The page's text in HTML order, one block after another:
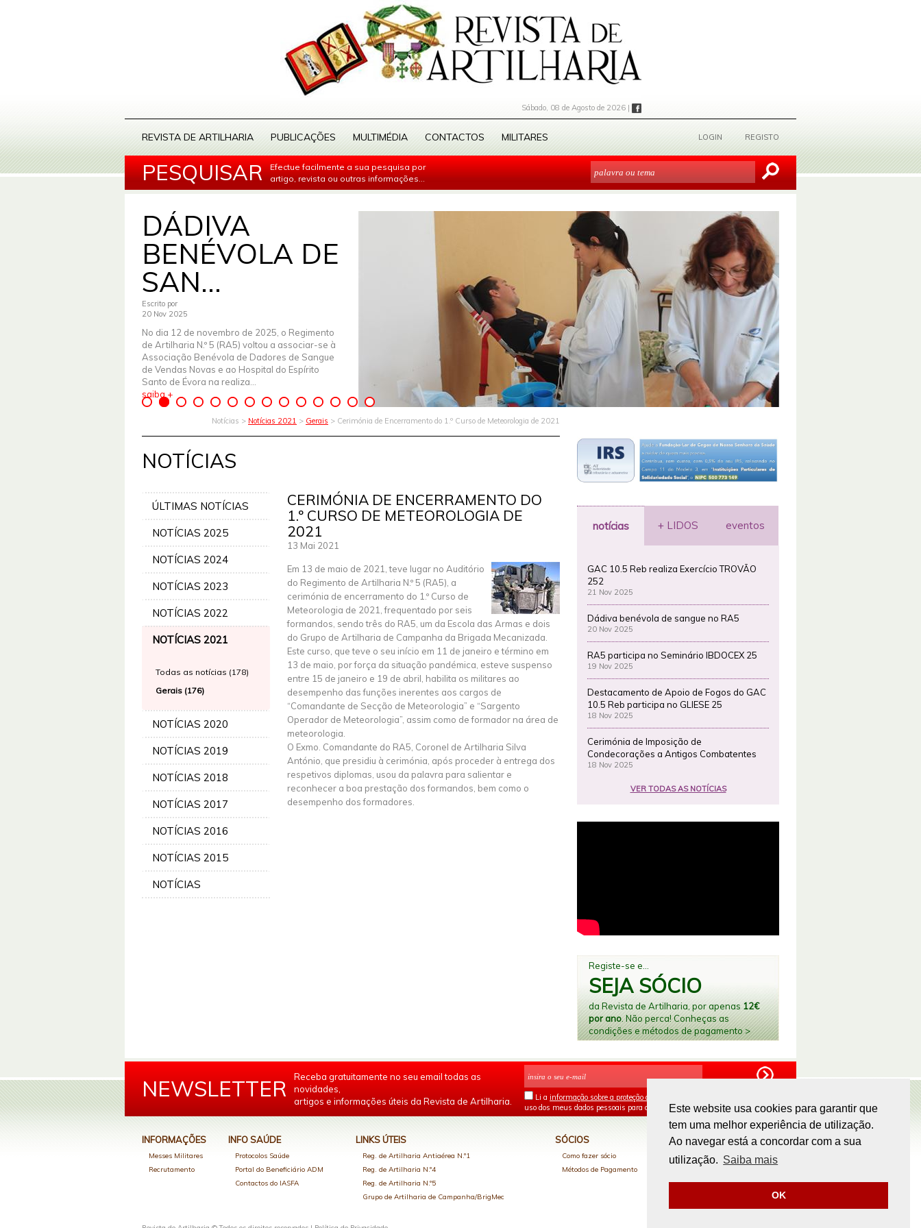
Este website usa cookies para garantir que
tem uma melhor experiência de utilização.
Ao navegar está a concordar com a sua
utilização. Saiba mais
OK
Sábado, 08 de Agosto de 2026 |
REVISTA DE ARTILHARIA PUBLICAÇÕES MULTIMÉDIA CONTACTOS MILITARES LOGIN REGISTO
PESQUISAR
Efectue facilmente a sua pesquisa por
artigo, revista ou outras informações...
DÁDIVA
BENÉVOLA DE
SAN...
Escrito por
20 Nov 2025
No dia 12 de novembro de 2025, o Regimento
de Artilharia N.º 5 (RA5) voltou a associar-se à
Associação Benévola de Dadores de Sangue
de Vendas Novas e ao Hospital do Espírito
Santo de Évora na realiza...
saiba +
Notícias > Notícias 2021 > Gerais > Cerimónia de Encerramento do 1.º Curso de Meteorologia de 2021
NOTÍCIAS
ÚLTIMAS NOTÍCIAS
NOTÍCIAS 2025
NOTÍCIAS 2024
NOTÍCIAS 2023
NOTÍCIAS 2022
NOTÍCIAS 2021
Todas as notícias (178)
Gerais (176)
NOTÍCIAS 2020
NOTÍCIAS 2019
NOTÍCIAS 2018
NOTÍCIAS 2017
NOTÍCIAS 2016
NOTÍCIAS 2015
NOTÍCIAS
CERIMÓNIA DE ENCERRAMENTO DO
1.º CURSO DE METEOROLOGIA DE
2021
13 Mai 2021
Em 13 de maio de 2021, teve lugar no Auditório
do Regimento de Artilharia N.º 5 (RA5), a
cerimónia de encerramento do 1.º Curso de
Meteorologia de 2021, frequentado por seis
formandos, sendo três do RA5, um da Escola das Armas e dois
do Grupo de Artilharia de Campanha da Brigada Mecanizada.
Este curso, que teve o seu início em 11 de janeiro e término em
13 de maio, por força da situação pandémica, esteve suspenso
entre 15 de janeiro e 19 de abril, habilita os militares ao
desempenho das funções inerentes aos cargos de
“Comandante de Secção de Meteorologia” e “Sargento
Operador de Meteorologia”, assim como de formador na área de
meteorologia.
O Exmo. Comandante do RA5, Coronel de Artilharia Silva
António, que presidiu à cerimónia, após proceder à entrega dos
respetivos diplomas, usou da palavra para salientar e
reconhecer a boa prestação dos formandos, bem como o
desempenho dos formadores.
notícias + LIDOS eventos
GAC 10.5 Reb realiza Exercício TROVÃO
252
21 Nov 2025
Dádiva benévola de sangue no RA5
20 Nov 2025
RA5 participa no Seminário IBDOCEX 25
19 Nov 2025
Destacamento de Apoio de Fogos do GAC
10.5 Reb participa no GLIESE 25
18 Nov 2025
Cerimónia de Imposição de
Condecorações a Antigos Combatentes
18 Nov 2025
VER TODAS AS NOTÍCIAS
Registe-se e...
SEJA SÓCIO
da Revista de Artilharia, por apenas 12€
por ano. Não perca! Conheças as
condições e métodos de pagamento >
NEWSLETTER
Receba gratuitamente no seu email todas as
novidades,
artigos e informações úteis da Revista de Artilharia.
Li a informação sobre a proteção de dados
uso dos meus dados pessoais para os fins mencionados.
INFORMAÇÕES
Messes Militares
Recrutamento
INFO SAÚDE
Protocolos Saúde
Portal do Beneficiário ADM
Contactos do IASFA
LINKS ÚTEIS
Reg. de Artilharia Antiaérea N.º1
Reg. de Artilharia N.º4
Reg. de Artilharia N.º5
Grupo de Artilharia de Campanha/BrigMec
SÓCIOS
Como fazer sócio
Métodos de Pagamento
PAGAMENTOS ONLINE